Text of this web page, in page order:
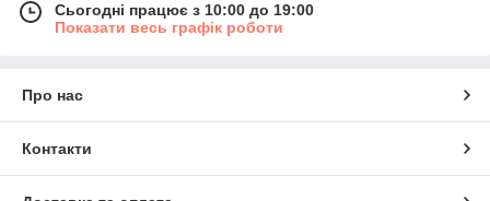
Сьогодні працює з 10:00 до 19:00
Показати весь графік роботи
Про нас
Контакти